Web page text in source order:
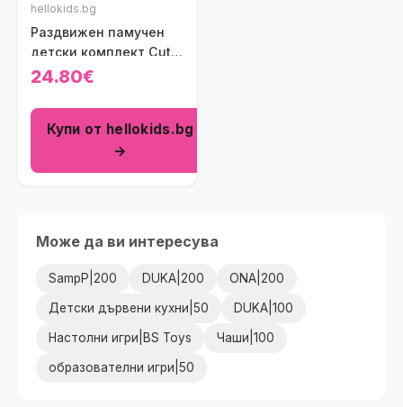
hellokids.bg
Раздвижен памучен
детски комплект Cute
в зелено
24.80€
Купи от hellokids.bg
→
Може да ви интересува
SampP|200 DUKA|200 ONA|200
Детски дървени кухни|50 DUKA|100
Настолни игри|BS Toys Чаши|100
образователни игри|50